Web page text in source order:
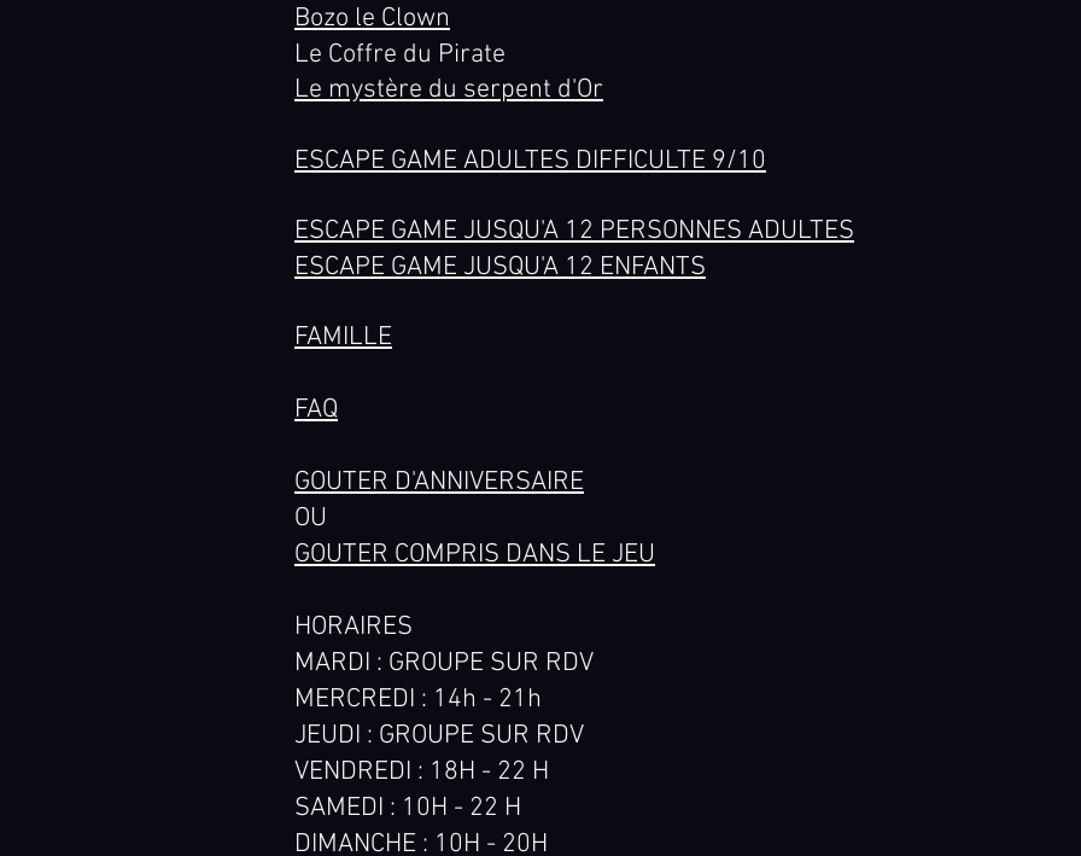
Bozo le Clown
Le Coffre du Pirate
Le mystère du serpent d'Or
ESCAPE GAME ADULTES DIFFICULTE 9/10
ESCAPE GAME JUSQU'A 12 PERSONNES ADULTES
ESCAPE GAME JUSQU'A 12 ENFANTS
FAMILLE
FAQ
GOUTER D'ANNIVERSAIRE
OU
GOUTER COMPRIS DANS LE JEU
HORAIRES
MARDI : GROUPE SUR RDV
MERCREDI : 14h - 21h
JEUDI : GROUPE SUR RDV
VENDREDI : 18H - 22 H
SAMEDI : 10H - 22 H
DIMANCHE : 10H - 20H